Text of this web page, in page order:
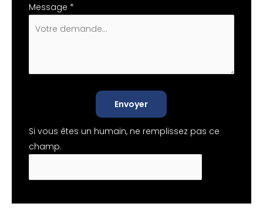
Message *
Envoyer
Si vous êtes un humain, ne remplissez pas ce
champ.